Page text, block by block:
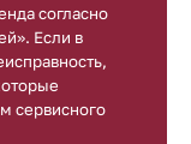
согласно
Если в
сервисного